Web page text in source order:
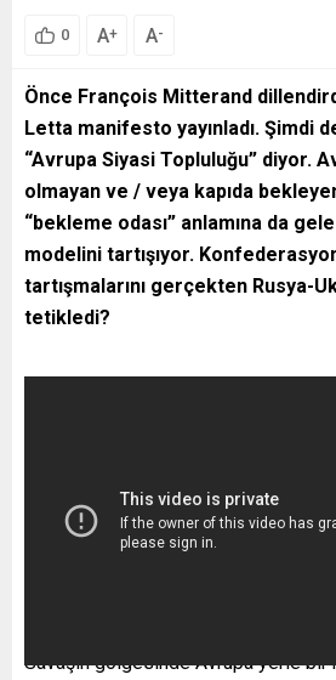
0 A+ A-
Önce François Mitterand
Letta manifesto yayınladı. Şimdi
“Avrupa Siyasi Topluluğu” diyor.
olmayan ve / veya kapıda
“bekleme odası” anlamına da
modelini tartışıyor.
tartışmalarını gerçekten Rusya-
tetikledi?
Savaşın gölgesinde Avrupa yerle bir